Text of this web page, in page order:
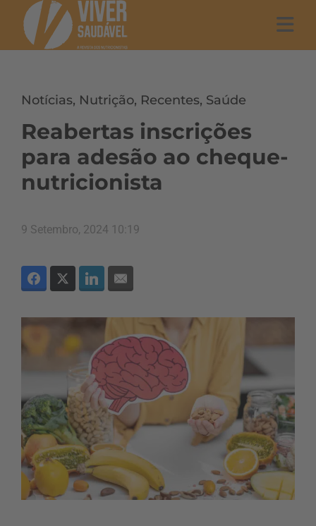
Notícias, Nutrição, Recentes, Saúde
Reabertas inscrições
para adesão ao cheque-
nutricionista
9 Setembro, 2024 10:19